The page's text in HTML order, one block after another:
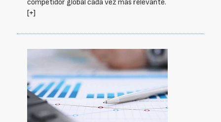
competidor global cada vez más relevante.
[+]